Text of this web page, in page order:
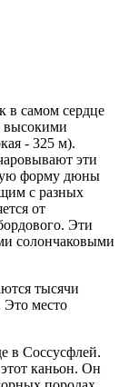
в самом сердце
высокими
- 325 м).
эти
форму дюны
с разных
от
Эти
солончаковыми
тысячи
место
в Соссусфлей.
каньон. Он